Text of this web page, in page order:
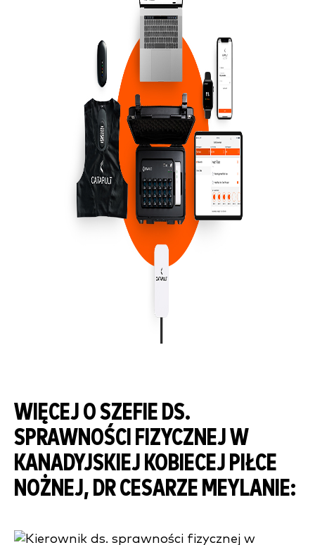
WIĘCEJ O SZEFIE DS.
SPRAWNOŚCI FIZYCZNEJ W
KANADYJSKIEJ KOBIECEJ PIŁCE
NOŻNEJ, DR CESARZE MEYLANIE: